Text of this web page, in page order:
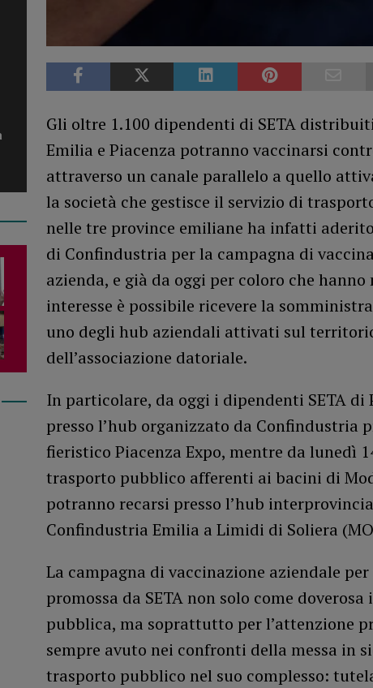
Gli oltre 1.100 dipendenti di SETA
Emilia e Piacenza potranno vaccinarsi
attraverso un canale parallelo a quello
la società che gestisce il servizio di
nelle tre province emiliane ha infatti
di Confindustria per la campagna di
azienda, e già da oggi per coloro che
interesse è possibile ricevere la
uno degli hub aziendali attivati sul
dell’associazione datoriale.
In particolare, da oggi i dipendenti SETA di
presso l’hub organizzato da Confindustria
fieristico Piacenza Expo, mentre da lunedì
trasporto pubblico afferenti ai bacini di
potranno recarsi presso l’hub
Confindustria Emilia a Limidi di Soliera
La campagna di vaccinazione aziendale
promossa da SETA non solo come
pubblica, ma soprattutto per l’attenzione
sempre avuto nei confronti della messa in
trasporto pubblico nel suo complesso: